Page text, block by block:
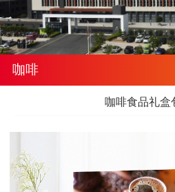
咖啡
咖啡食品礼盒